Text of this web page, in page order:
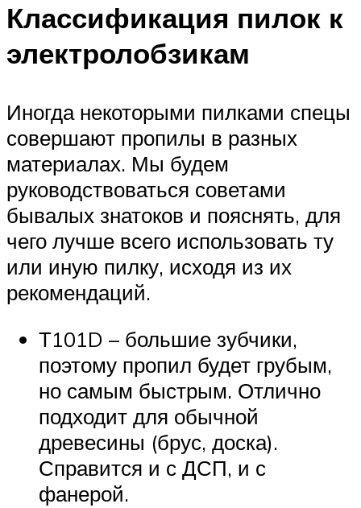
Классификация пилок к
электролобзикам
Иногда некоторыми пилками спецы
совершают пропилы в разных
материалах. Мы будем
руководствоваться советами
бывалых знатоков и пояснять, для
чего лучше всего использовать ту
или иную пилку, исходя из их
рекомендаций.
Т101D – большие зубчики,
поэтому пропил будет грубым,
но самым быстрым. Отлично
подходит для обычной
древесины (брус, доска).
Справится и с ДСП, и с
фанерой.